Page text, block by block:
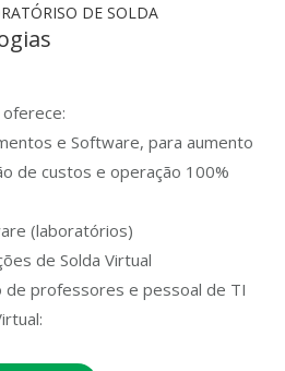
DE SOLDA
e Software, para aumento
de custos e operação 100%
(laboratórios)
de Solda Virtual
de professores e pessoal de TI